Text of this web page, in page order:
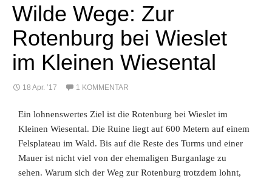
Wilde Wege: Zur
Rotenburg bei Wieslet
im Kleinen Wiesental
18 Apr. ’17 1 KOMMENTAR
Ein lohnenswertes Ziel ist die Rotenburg bei Wieslet im
Kleinen Wiesental. Die Ruine liegt auf 600 Metern auf einem
Felsplateau im Wald. Bis auf die Reste des Turms und einer
Mauer ist nicht viel von der ehemaligen Burganlage zu
sehen. Warum sich der Weg zur Rotenburg trotzdem lohnt,